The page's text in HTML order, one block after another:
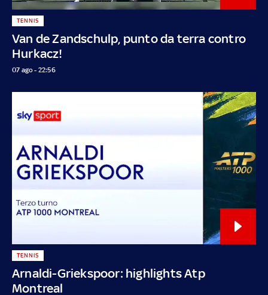
Van de Zandschulp, punto da terra contro
Hurkacz!
TENNIS
07 ago - 22:56
Arnaldi-Griekspoor: highlights Atp
Montreal
TENNIS